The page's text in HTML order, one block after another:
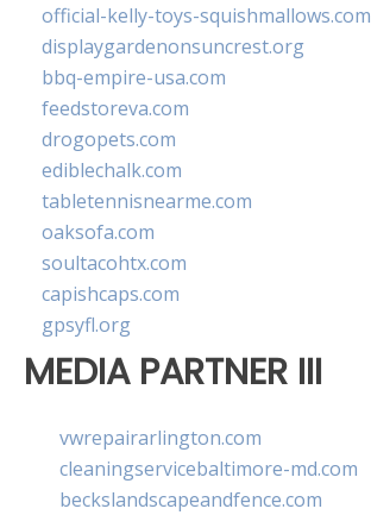
official-kelly-toys-squishmallows.com
displaygardenonsuncrest.org
bbq-empire-usa.com
feedstoreva.com
drogopets.com
ediblechalk.com
tabletennisnearme.com
oaksofa.com
soultacohtx.com
capishcaps.com
gpsyfl.org
MEDIA PARTNER III
vwrepairarlington.com
cleaningservicebaltimore-md.com
beckslandscapeandfence.com